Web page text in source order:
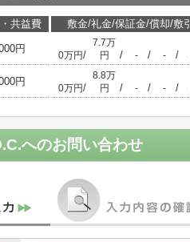
共益費 敷金/礼金/保証金/償却/敷引
円
0万円/
7.7万
円
/ - / - /
円
0万円/
8.8万
円
/ - / - /
へのお問い合わせ